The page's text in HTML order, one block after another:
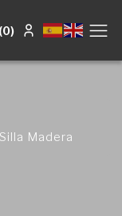
(0)
Madera